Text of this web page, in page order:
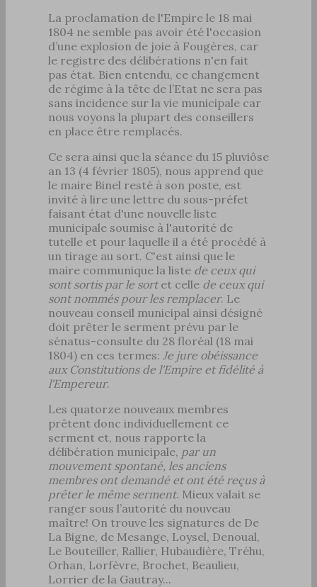
La proclamation de l'Empire le 18 mai
1804 ne semble pas avoir été l'occasion
d’une explosion de joie à Fougères, car
le registre des délibérations n'en fait
pas état. Bien entendu, ce changement
de régime à la tête de l’Etat ne sera pas
sans incidence sur la vie municipale car
nous voyons la plupart des conseillers
en place être remplacés.
Ce sera ainsi que la séance du 15 pluviôse
an 13 (4 février 1805), nous apprend que
le maire Binel resté à son poste, est
invité à lire une lettre du sous-préfet
faisant état d'une nouvelle liste
municipale soumise à l'autorité de
tutelle et pour laquelle il a été procédé à
un tirage au sort. C'est ainsi que le
maire communique la liste de ceux qui
sont sortis par le sortet celle de ceux qui
sont nommés pour les remplacer. Le
nouveau conseil municipal ainsi désigné
doit prêter le serment prévu par le
sénatus-consulte du 28 floréal (18 mai
1804) en ces termes: Je jure obéissance
aux Constitutions de l'Empire et fidélité à
l'Empereur.
Les quatorze nouveaux membres
prêtent donc individuellement ce
serment et, nous rapporte la
délibération municipale, par un
mouvement spontané, les anciens
membres ont demandé et ont été reçus à
prêter le même serment. Mieux valait se
ranger sous l’autorité du nouveau
maître! On trouve les signatures de De
La Bigne, de Mesange, Loysel, Denoual,
Le Bouteiller, Rallier, Hubaudière, Tréhu,
Orhan, Lorfèvre, Brochet, Beaulieu,
Lorrier de la Gautray...